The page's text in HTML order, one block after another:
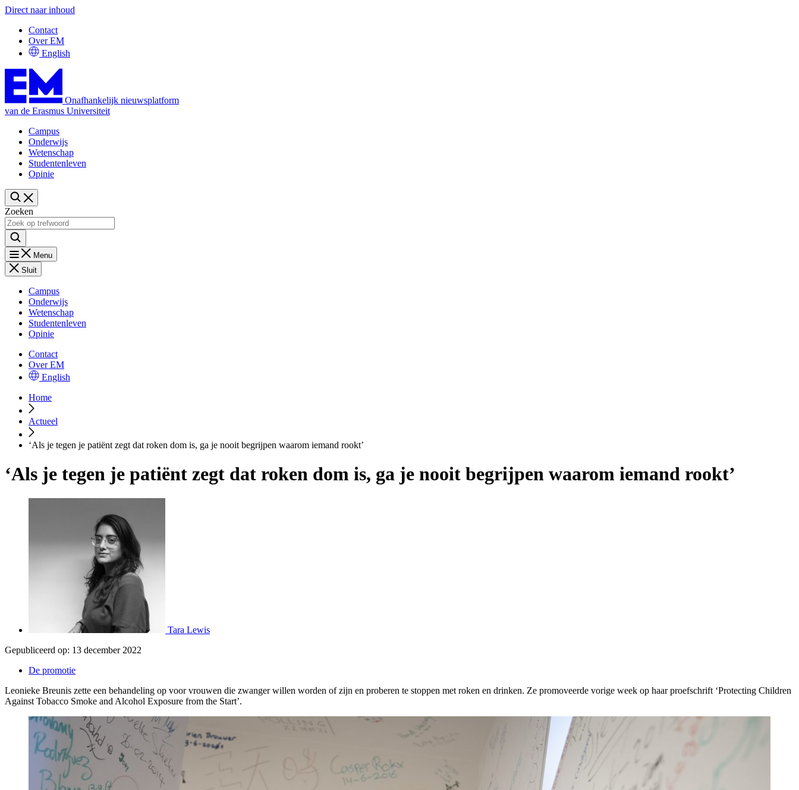
Direct naar inhoud
Contact
Over EM
English
Onafhankelijk nieuwsplatform
van de Erasmus Universiteit
Campus
Onderwijs
Wetenschap
Studentenleven
Opinie
Zoeken
Menu
Sluit
Campus
Onderwijs
Wetenschap
Studentenleven
Opinie
Contact
Over EM
English
Home
Actueel
‘Als je tegen je patiënt zegt dat roken dom is, ga je nooit begrijpen waarom iemand rookt’
‘Als je tegen je patiënt zegt dat roken dom is, ga je nooit begrijpen waarom iemand rookt’
Tara Lewis
Gepubliceerd op: 13 december 2022
De promotie
Leonieke Breunis zette een behandeling op voor vrouwen die zwanger willen worden of zijn en proberen te stoppen met roken en drinken. Ze promoveerde vorige week op haar proefschrift ‘Protecting Children
Against Tobacco Smoke and Alcohol Exposure from the Start’.